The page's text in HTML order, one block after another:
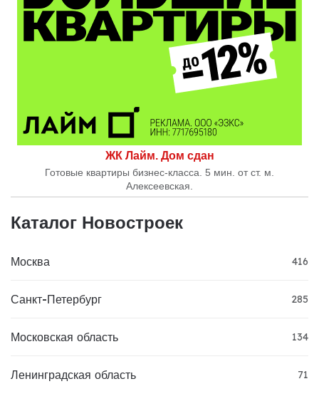
ЖК Лайм. Дом сдан
Готовые квартиры бизнес-класса. 5 мин. от ст. м.
Алексеевская.
Каталог Новостроек
Москва 416
Санкт-Петербург 285
Московская область 134
Ленинградская область 71